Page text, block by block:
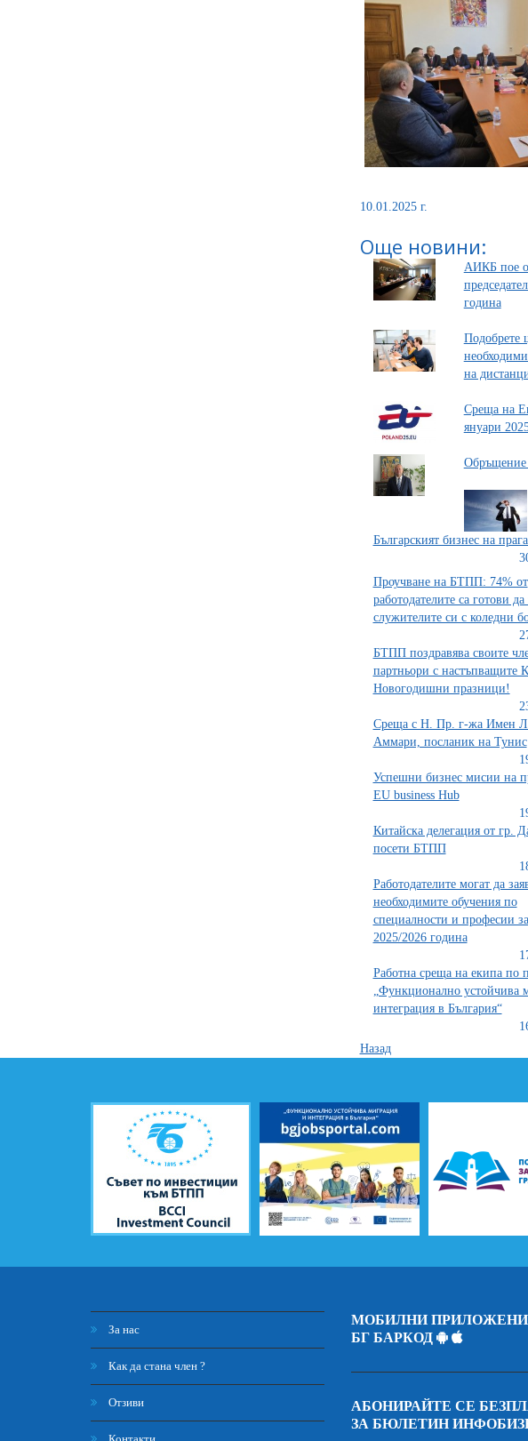
10.01.2025 г.
Още новини:
АИКБ пое
година
Подобрете
на
Среща на
януари
Обръщение
Българският бизнес на
Проучване на БТПП: 74% от
работодателите са готови да
служителите си с коледни
БТПП поздравява своите
партньори с настъпващите
Новогодишни празници!
Среща с Н. Пр. г-жа Имен
Аммари, посланик на Тунис
Успешни бизнес мисии на
EU business Hub
Китайска делегация от гр.
посети БТПП
Работодателите могат да
необходимите обучения по
специалности и професии
2025/2026 година
Работна среща на екипа по
„Функционално устойчива
интеграция в България“
Назад
За нас
Как да стана член ?
Отзиви
МОБИЛНИ
БГ БАРКОД
АБОНИРАЙТЕ СЕ
ЗА БЮЛЕТИН